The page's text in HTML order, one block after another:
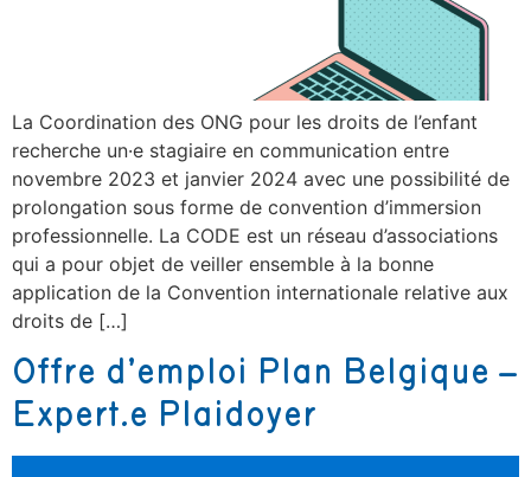
La Coordination des ONG pour les droits de l’enfant
recherche un·e stagiaire en communication entre
novembre 2023 et janvier 2024 avec une possibilité de
prolongation sous forme de convention d’immersion
professionnelle. La CODE est un réseau d’associations
qui a pour objet de veiller ensemble à la bonne
application de la Convention internationale relative aux
droits de […]
Offre d’emploi Plan Belgique –
Expert.e Plaidoyer